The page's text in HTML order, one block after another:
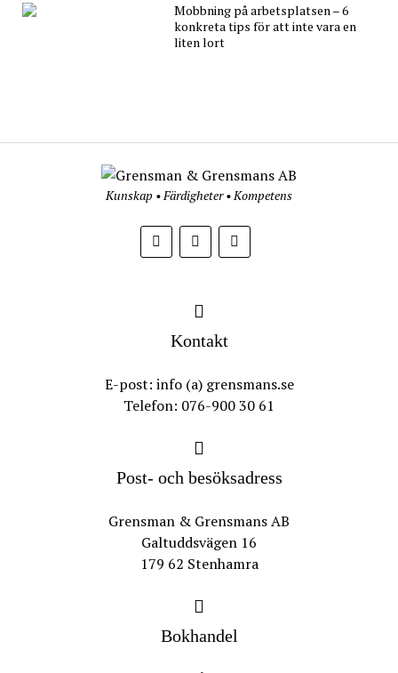
Mobbning på arbetsplatsen – 6
konkreta tips för att inte vara en
liten lort
Kunskap • Färdigheter • Kompetens
Kontakt
E-post: info (a) grensmans.se
Telefon: 076-900 30 61
Post- och besöksadress
Grensman & Grensmans AB
Galtuddsvägen 16
179 62 Stenhamra
Bokhandel